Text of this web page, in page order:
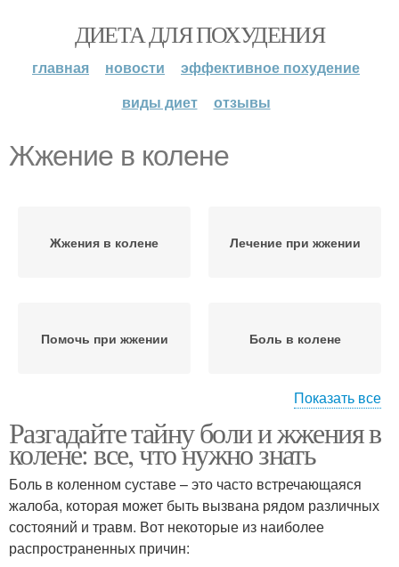
ДИЕТА ДЛЯ ПОХУДЕНИЯ
главная новости
эффективное похудение
виды диет
отзывы
Жжение в колене
Жжения в колене Лечение при жжении
Помочь при жжении Боль в колене
Боли в коленях Колено без ушиба
Жжение в суставах Жжения в суставах
Показать все
Разгадайте тайну боли и жжения в
колене: все, что нужно знать
Боль в коленном суставе – это часто встречающаяся
жалоба, которая может быть вызвана рядом различных
состояний и травм. Вот некоторые из наиболее
распространенных причин: